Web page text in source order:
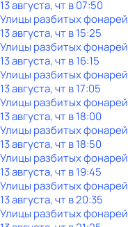
13 августа, чт в 07:50
Улицы разбитых фонарей
13 августа, чт в 15:25
Улицы разбитых фонарей
13 августа, чт в 16:15
Улицы разбитых фонарей
13 августа, чт в 17:05
Улицы разбитых фонарей
13 августа, чт в 18:00
Улицы разбитых фонарей
13 августа, чт в 18:50
Улицы разбитых фонарей
13 августа, чт в 19:45
Улицы разбитых фонарей
13 августа, чт в 20:35
Улицы разбитых фонарей